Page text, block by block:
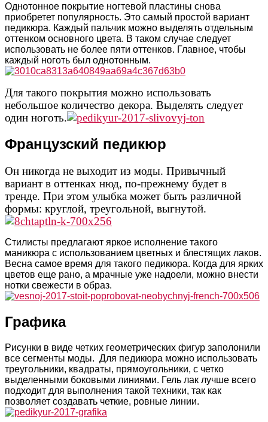
Однотонное покрытие ногтевой пластины снова
приобретет популярность. Это самый простой вариант
педикюра. Каждый пальчик можно выделять отдельным
оттенком основного цвета. В таком случае следует
использовать не более пяти оттенков. Главное, чтобы
каждый ноготь был однотонным.
Для такого покрытия можно использовать
небольшое количество декора. Выделять следует
один ноготь.
Французский педикюр
Он никогда не выходит из моды. Привычный
вариант в оттенках нюд, по-прежнему будет в
тренде. При этом улыбка может быть различной
формы: круглой, треугольной, выгнутой.
Стилисты предлагают яркое исполнение такого
маникюра с использованием цветных и блестящих лаков.
Весна самое время для такого педикюра. Когда для ярких
цветов еще рано, а мрачные уже надоели, можно внести
нотки свежести в образ.
Графика
Рисунки в виде четких геометрических фигур заполонили
все сегменты моды. Для педикюра можно использовать
треугольники, квадраты, прямоугольники, с четко
выделенными боковыми линиями. Гель лак лучше всего
подходит для выполнения такой техники, так как
позволяет создавать четкие, ровные линии.